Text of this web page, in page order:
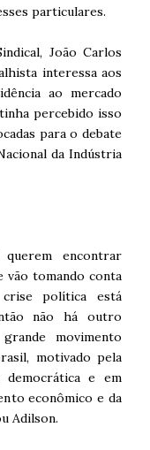
particulares.
João Carlos
interessa aos
ao mercado
percebido isso
para o debate
da Indústria
encontrar
vão tomando conta
política está
não há outro
movimento
motivado pela
e em
econômico e da
Adilson.